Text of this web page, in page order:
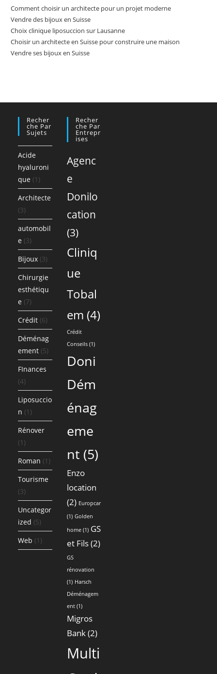
Comment choisir un architecte pour un projet moderne
Vendre des bijoux en Suisse
Choix clinique liposuccion sur Lausanne
Choisir un architecte en Suisse pour construire une maison
Vendre ses bijoux en Suisse
Recher
Che Par
Sujets
Acide
hyaluroni
que (1)
Architecte
(3)
automobil
e (3)
Bijoux (3)
Chirurgie
esthétiqu
e (7)
Crédit (6)
Déménag
ement (5)
FInances
(4)
Liposuccio
n (1)
Rénover
(1)
Roman (1)
Tourisme
(3)
Uncategor
ized (5)
Web (1)
Recher
Che Par
Entrepr
Ises
Agenc
e
Donilo
cation
(3)
Cliniq
ue
Tobal
em (4)
Crédit
Conseils (1)
Doni
Dém
énag
eme
nt (5)
Enzo
location
(2) Europcar
(1) Golden
home (1) GS
et Fils(2)
GS
rénovation
(1) Harsch
Déménagem
ent (1)
Migros
Bank(2)
Multi